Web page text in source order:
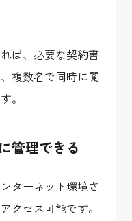
ば、必要な契約書
複数名で同時に閲
。
管理できる
ターネット環境さ
クセス可能です。